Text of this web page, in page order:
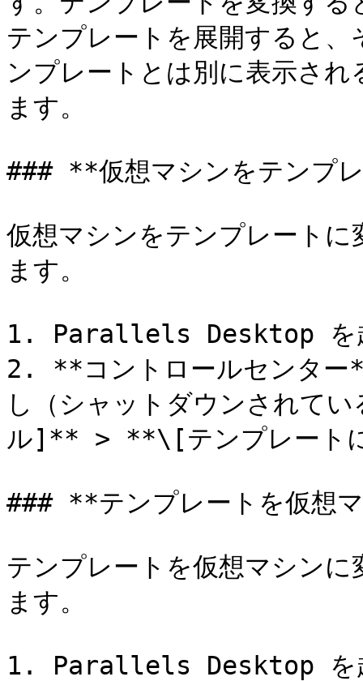
テンプレートを展開すると
ンプレートとは別に表示さ
ます。
### **仮想マシンをテンプ
仮想マシンをテンプレート
ます。
1. Parallels Desktop を
2. **コントロールセンター
し（シャットダウンされて
ル]** > **\[テンプレート
### **テンプレートを仮想
テンプレートを仮想マシン
ます。
1. Parallels Desktop を